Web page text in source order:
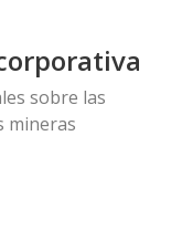
sobre las
mineras